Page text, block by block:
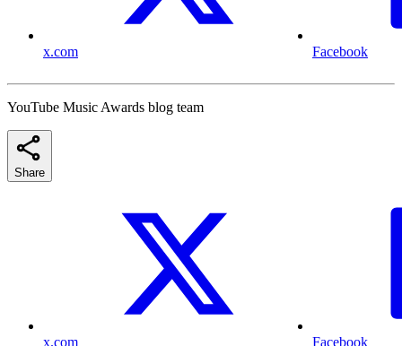
x.com Facebook
YouTube Music Awards blog team
Share
x.com Facebook